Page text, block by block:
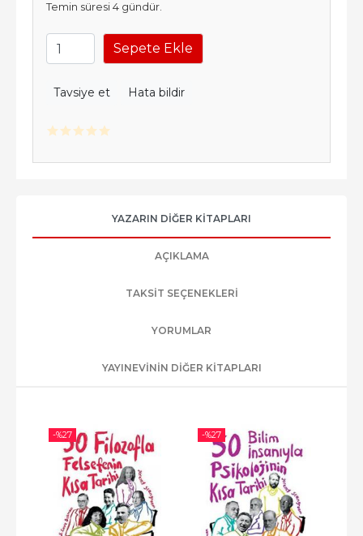
Temin süresi 4 gündür.
Sepete Ekle
Tavsiye et Hata bildir
YAZARIN DIĞER KITAPLARI
AÇIKLAMA
TAKSIT SEÇENEKLERI
YORUMLAR
YAYINEVININ DIĞER KITAPLARI
-%27 -%27